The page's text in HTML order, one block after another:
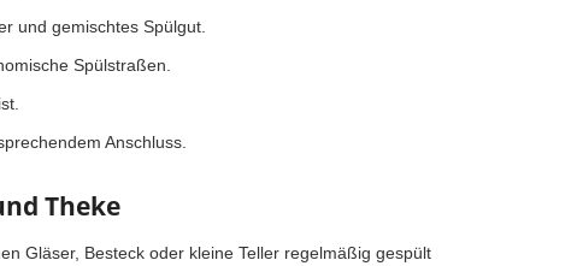
und gemischtes Spülgut.
Spülstraßen.
Anschluss.
Theke
Gläser, Besteck oder kleine Teller regelmäßig gespült